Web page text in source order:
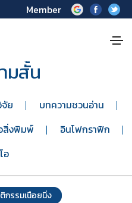
มสั้น
ย
บทความชวนอ่าน
สิ่งพิมพ์
อินโฟกราฟิก
อ
กรรมเนือยนิ่ง
Member